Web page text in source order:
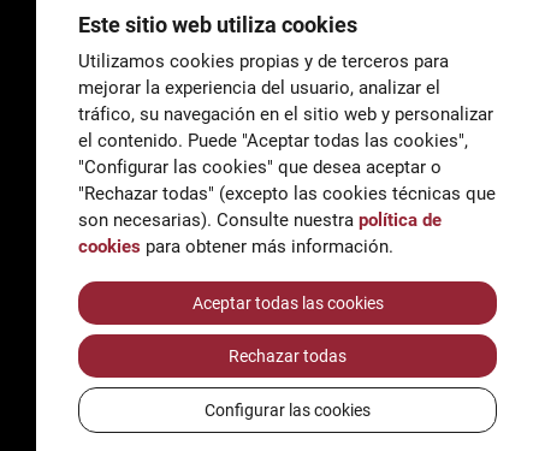
General
correu@escoladeltreball.org
Información
informacio@escoladeltreball.org
Trámites de secretaría
AccessibilidadAviso legal y Política de Privacidad
Política de cookies
Créditos
Este sitio web utiliza cookies
Utilizamos cookies propias y de terceros para
mejorar la experiencia del usuario, analizar el
tráfico, su navegación en el sitio web y personalizar
el contenido. Puede "Aceptar todas las cookies",
"Configurar las cookies" que desea aceptar o
"Rechazar todas" (excepto las cookies técnicas que
son necesarias). Consulte nuestra política de
cookies para obtener más información.
Aceptar todas las cookies
Rechazar todas
Configurar las cookies